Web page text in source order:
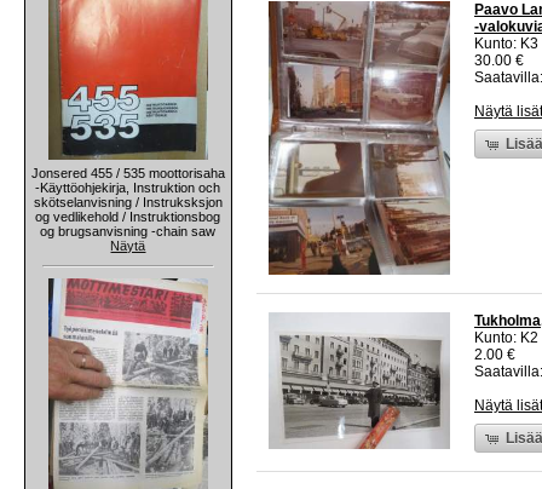
Jonsered 455 / 535 moottorisaha
-Käyttöohjekirja, Instruktion och
skötselanvisning / Instruksksjon
og vedlikehold / Instruktionsbog
og brugsanvisning -chain saw
Näytä
Paavo
-
Kunto:
30.00 €
Näytä
Kunto:
2.00 €
Näytä